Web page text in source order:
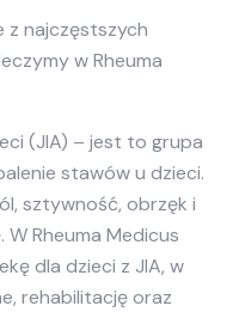
z najczęstszych
w Rheuma
(JIA) – jest to grupa
stawów u dzieci.
sztywność, obrzęk i
Rheuma Medicus
dla dzieci z JIA, w
rehabilitację oraz